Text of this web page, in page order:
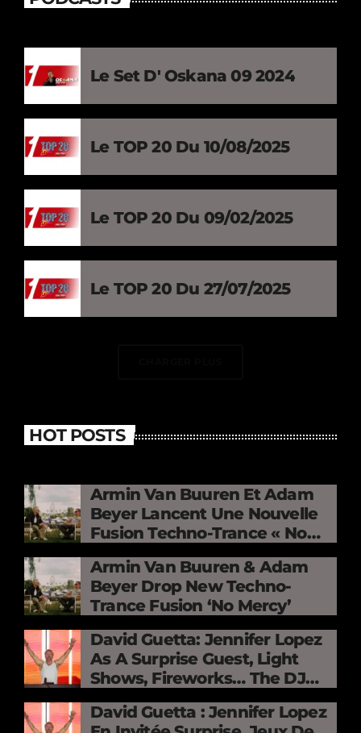
Le Set D' Oskana 09 2024
Le TOP 20 Du 10/08/2025
Le TOP 20 Du 09/02/2025
Le TOP 20 Du 27/07/2025
HOT POSTS
Armin Van Buuren Et Adam
Beyer Lancent Une Nouvelle
Fusion Techno-Trance « No
Armin Van Buuren & Adam
Beyer Drop New Techno-
Trance Fusion ‘No Mercy’
David Guetta: Jennifer Lopez
As A Surprise Guest, Light
Shows, Fireworks… The DJ
France
David Guetta : Jennifer Lopez